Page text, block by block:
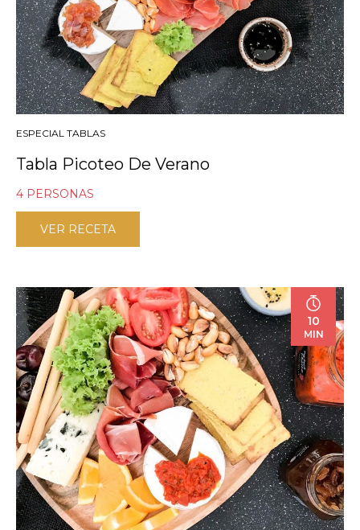
ESPECIAL TABLAS
Tabla Picoteo De Verano
4 PERSONAS
VER RECETA
10
MIN